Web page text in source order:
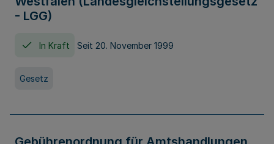
- LGG)
In Kraft Seit 20. November 1999
Gesetz